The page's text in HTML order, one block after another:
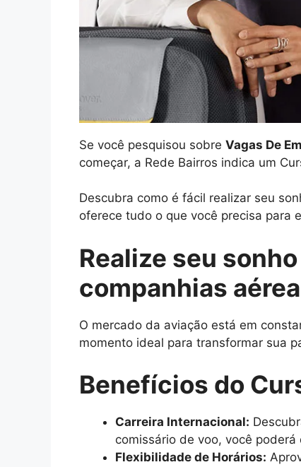
Se você pesquisou sobre Vagas De
começar, a Rede Bairros indica um
Descubra como é fácil realizar seu
oferece tudo o que você precisa para
Realize seu
companhias
O mercado da aviação está em
momento ideal para transformar sua
Benefícios do
Carreira Internacional:
comissário de voo, você
Flexibilidade de Horários: